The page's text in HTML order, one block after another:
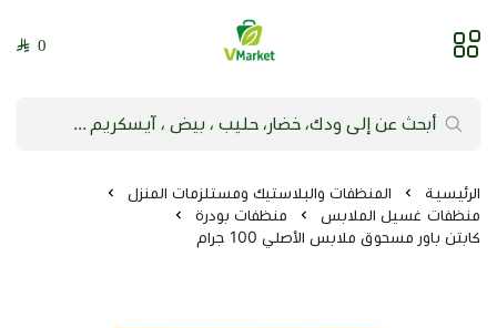
فيلج ماركت | VMarket
0
الرئيسية
المنظفات والبلاستيك ومستلزمات المنزل
منظفات غسيل الملابس
منظفات بودرة
كابتن باور مسحوق ملابس الأصلي 100 جرام